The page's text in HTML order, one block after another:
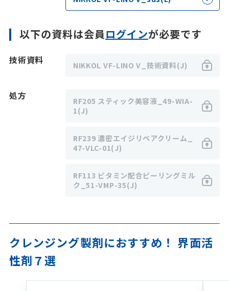
以下の資料は会員ログインが必要です
技術資料 NIKKOL VF-LINO V_技術資料(J)
処方
RF205 スティック美容液_49-WIA-
1(J)
RF239 濃密エイジリペアクリーム_
47-VLC-01(J)
RF113 ビタミン配合ピーリングミル
ク_51-VMP-35(J)
クレンジング製剤におすすめ！ 界面活
性剤７選